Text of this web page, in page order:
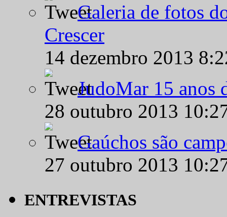
Galeria de fotos
Crescer
14 dezembro 2013
JudoMar 15 anos
28 outubro 2013
Gaúchos são
27 outubro 2013
ENTREVISTAS